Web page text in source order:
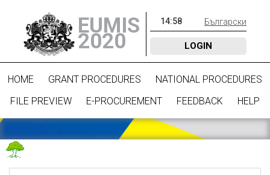
EUMIS
2020
14:58 Български
LOGIN
HOME GRANT PROCEDURES
NATIONAL PROCEDURES
FILE PREVIEW
E-PROCUREMENT FEEDBACK HELP